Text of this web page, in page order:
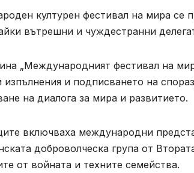
културен фестивал на мира се
вътрешни и чуждестранни
„Международният фестивал на
изпълнения и подписването на
на диалога за мира и развитието.
включваха международни
доброволческа група от
от войната и техните семейства.